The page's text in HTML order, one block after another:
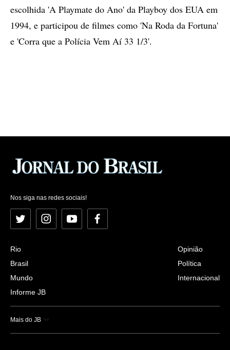
escolhida 'A Playmate do Ano' da Playboy dos EUA em
1994, e participou de filmes como 'Na Roda da Fortuna'
e 'Corra que a Polícia Vem Aí 33 1/3'.
Nos siga nas redes sociais!
Twitter InstagramYouTubeFacebook
Rio
Brasil
Mundo
Informe JB
Opinião
Política
Internacional
Mais do JB
Esportes